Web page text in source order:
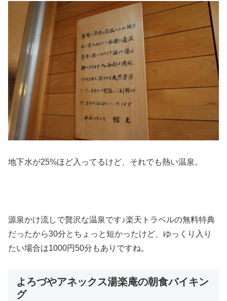
地下水が25%ほど入ってるけど、それでも熱い温泉。
源泉かけ流しで贅沢な温泉です♪楽天トラベルの無料特典
だったから30分とちょっと短かったけど、ゆっくり入り
たい場合は1000円50分もありですね。
よろづやアネックス湯楽庵の朝食バイキン
グ